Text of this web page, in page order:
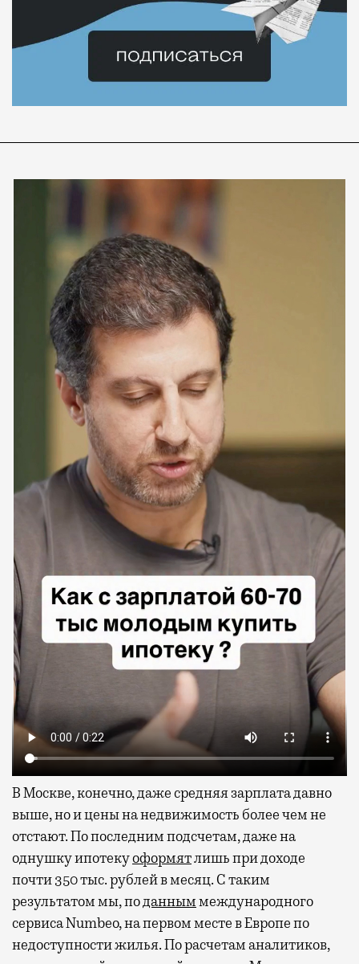
В Москве, конечно, даже средняя зарплата давно
выше, но и цены на недвижимость более чем не
отстают. По последним подсчетам, даже на
однушку ипотекуоформятлишь при доходе
почти 350 тыс. рублей в месяц. С таким
результатом мы, поданныммеждународного
сервиса Numbeo, на первом месте в Европе по
недоступности жилья. По расчетам аналитиков,